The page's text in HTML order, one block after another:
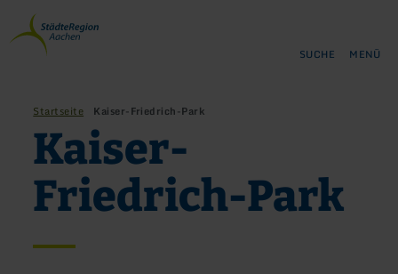
Zurück
zur
Startseite
SUCHE MENÜ
Startseite Kaiser-Friedrich-Park
Kaiser-
Friedrich-Park